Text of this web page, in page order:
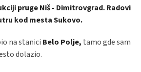
pruge Niš - Dimitrovgrad. Radovi
kod mesta Sukovo.
na stanici Belo Polje, tamo gde sam
dolazio.